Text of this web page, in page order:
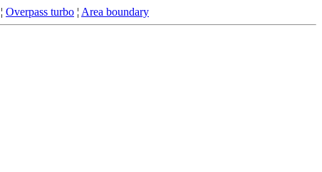
¦ Overpass turbo ¦ Area boundary